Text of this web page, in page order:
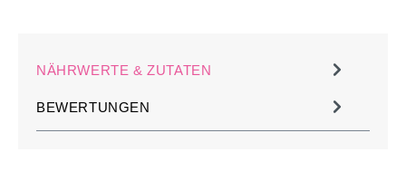
NÄHRWERTE & ZUTATEN
BEWERTUNGEN